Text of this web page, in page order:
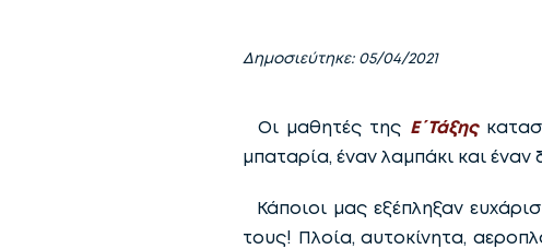
Δημοσιεύτηκε: 05/04/2021
Οι μαθητές της Ε΄ Τάξης
μπαταρία, έναν λαμπάκι και έναν
Κάποιοι μας εξέπληξαν
τους! Πλοία, αυτοκίνητα,